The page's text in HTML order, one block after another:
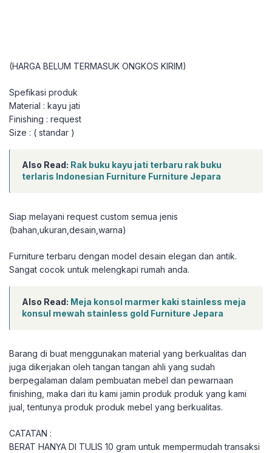
(HARGA BELUM TERMASUK ONGKOS KIRIM)
Spefikasi produk
Material : kayu jati
Finishing : request
Size : ( standar )
Also Read: Rak buku kayu jati terbaru rak buku
terlaris Indonesian Furniture Furniture Jepara
Siap melayani request custom semua jenis
(bahan,ukuran,desain,warna)
Furniture terbaru dengan model desain elegan dan antik.
Sangat cocok untuk melengkapi rumah anda.
Also Read: Meja konsol marmer kaki stainless meja
konsul mewah stainless gold Furniture Jepara
Barang di buat menggunakan material yang berkualitas dan
juga dikerjakan oleh tangan tangan ahli yang sudah
berpegalaman dalam pembuatan mebel dan pewarnaan
finishing, maka dari itu kami jamin produk produk yang kami
jual, tentunya produk produk mebel yang berkualitas.
CATATAN :
BERAT HANYA DI TULIS 10 gram untuk mempermudah transaksi